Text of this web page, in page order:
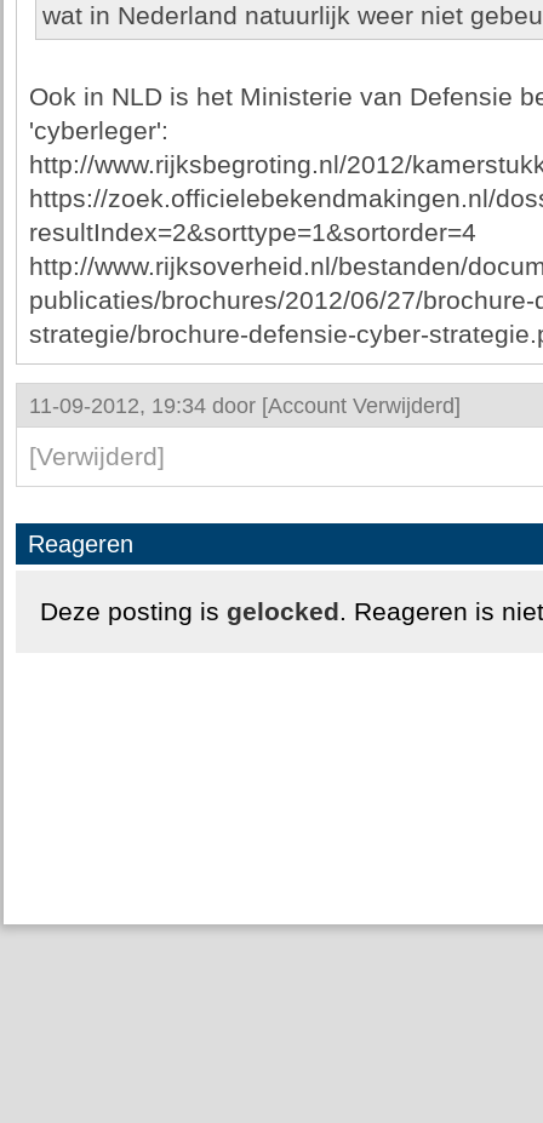
wat in Nederland natuurlijk weer niet
Ook in NLD is het Ministerie van Defensie
'cyberleger':
http://www.rijksbegroting.nl/2012/
https://zoek.officielebekendmakingen.nl/
resultIndex=2&sorttype=1&sortorder=4
http://www.rijksoverheid.nl/bestanden/
publicaties/brochures/2012/06/27/
strategie/brochure-defensie-cyber-
11-09-2012, 19:34 door [Account Verwijderd]
[Verwijderd]
Reageren
Deze posting is gelocked. Reageren is